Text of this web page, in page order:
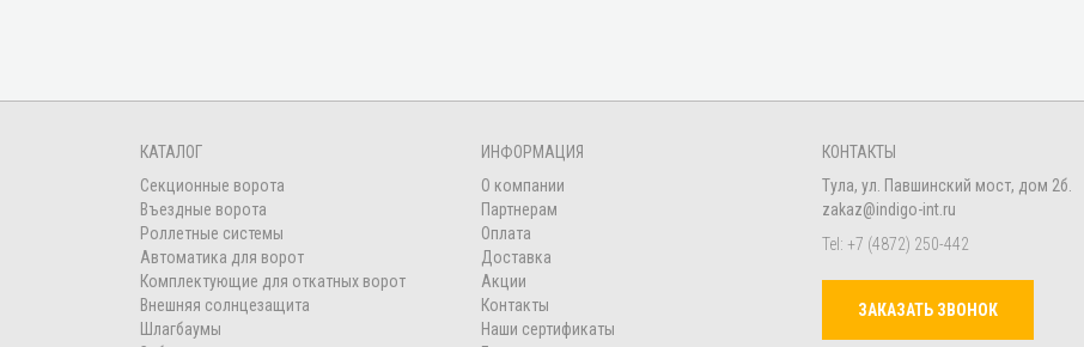
КАТАЛОГ
Секционные ворота
Въездные ворота
Роллетные системы
Автоматика для ворот
Комплектующие для откатных ворот
Внешняя солнцезащита
Шлагбаумы
ИНФОРМАЦИЯ
О компании
Партнерам
Оплата
Доставка
Акции
Контакты
Наши сертификаты
КОНТАКТЫ
Тула, ул. Павшинский мост, дом 2б.
zakaz@indigo-int.ru
Tel: +7 (4872) 250-442
ЗАКАЗАТЬ ЗВОНОК